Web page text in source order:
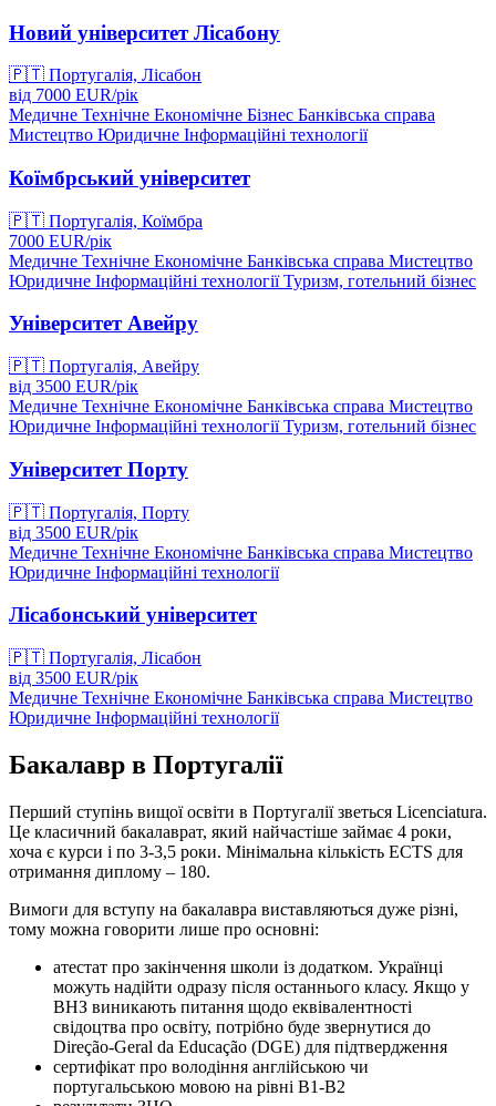
Новий університет Лісабону
🇵🇹 Португалія, Лісабон
від 7000 EUR/рік
Медичне Технічне Економічне Бізнес Банківська справа
Мистецтво Юридичне Інформаційні технології
Коїмбрський університет
🇵🇹 Португалія, Коїмбра
7000 EUR/рік
Медичне Технічне Економічне Банківська справа Мистецтво
Юридичне Інформаційні технології Туризм, готельний бізнес
Університет Авейру
🇵🇹 Португалія, Авейру
від 3500 EUR/рік
Медичне Технічне Економічне Банківська справа Мистецтво
Юридичне Інформаційні технології Туризм, готельний бізнес
Університет Порту
🇵🇹 Португалія, Порту
від 3500 EUR/рік
Медичне Технічне Економічне Банківська справа Мистецтво
Юридичне Інформаційні технології
Лісабонський університет
🇵🇹 Португалія, Лісабон
від 3500 EUR/рік
Медичне Технічне Економічне Банківська справа Мистецтво
Юридичне Інформаційні технології
Бакалавр в Португалії
Перший ступінь вищої освіти в Португалії зветься Licenciatura.
Це класичний бакалаврат, який найчастіше займає 4 роки,
хоча є курси і по 3-3,5 роки. Мінімальна кількість ECTS для
отримання диплому – 180.
Вимоги для вступу на бакалавра виставляються дуже різні,
тому можна говорити лише про основні:
атестат про закінчення школи із додатком. Українці
можуть надійти одразу після останнього класу. Якщо у
ВНЗ виникають питання щодо еквівалентності
свідоцтва про освіту, потрібно буде звернутися до
Direção-Geral da Educação (DGE) для підтвердження
сертифікат про володіння англійською чи
португальською мовою на рівні В1-В2